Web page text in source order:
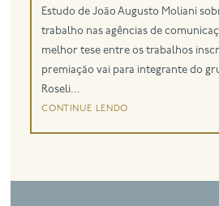
Estudo de João Augusto Moliani
trabalho nas agências de
melhor tese entre os trabalhos
premiação vai para integrante do
Roseli...
continue lendo